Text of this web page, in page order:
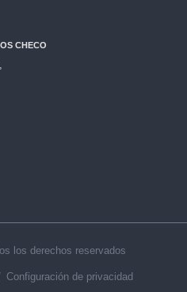
CHECO
los derechos reservados
Configuración de privacidad